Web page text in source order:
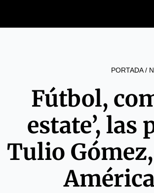
PORTADA/
Fútbol,
estate’, las
Tulio